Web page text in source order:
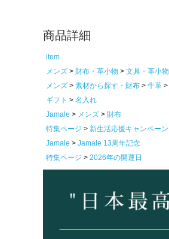
商品詳細
item
メンズ
財布・革小物
文具・革小物
メンズ
素材から探す・財布 牛革
ギフト
名入れ
Jamale
メンズ
財布
特集ページ
新生活応援キャンペーン
Jamale
Jamale 13周年記念
特集ページ
2026年の開運日